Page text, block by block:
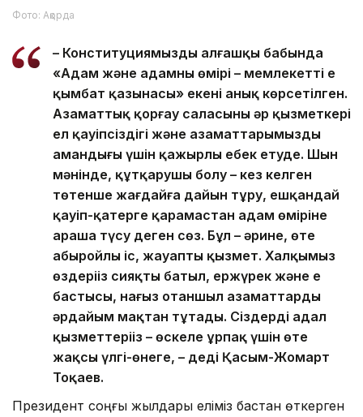
Фото: Ақорда
– Конституциямыздың алғашқы бабында
«Адам және адамның өмірі – мемлекеттің ең
қымбат қазынасы» екені анық көрсетілген.
Азаматтық қорғау саласының әр қызметкері
ел қауіпсіздігі және азаматтарымыздың
амандығы үшін қажырлы еңбек етуде. Шын
мәнінде, құтқарушы болу – кез келген
төтенше жағдайға дайын тұру, ешқандай
қауіп-қатерге қарамастан адам өміріне
араша түсу деген сөз. Бұл – әрине, өте
абыройлы іс, жауапты қызмет. Халқымыз
өздеріңіз сияқты батыл, ержүрек және ең
бастысы, нағыз отаншыл азаматтарды
әрдайым мақтан тұтады. Сіздердің адал
қызметтеріңіз – өскелең ұрпақ үшін өте
жақсы үлгі-өнеге, – деді Қасым-Жомарт
Тоқаев.
Президент соңғы жылдары еліміз бастан өткерген